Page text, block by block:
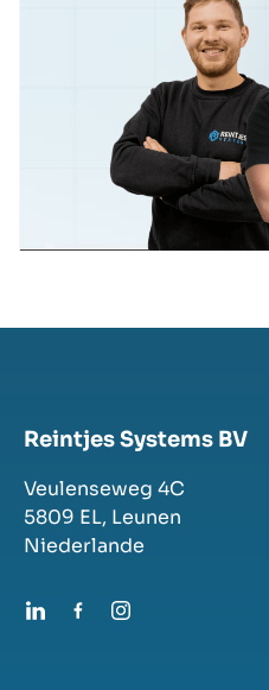
Reintjes Systems BV
Veulenseweg 4C
5809 EL, Leunen
Niederlande